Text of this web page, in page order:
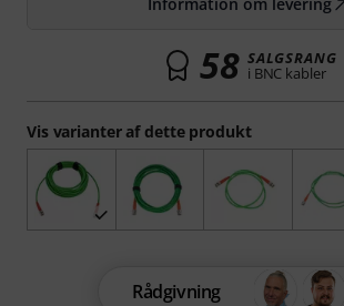
Vis varianter af dette produkt
58 SALGSRANG
i BNC kabler
Rådgivning